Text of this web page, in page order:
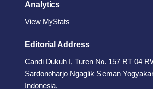
Analytics
View MyStats
Editorial Address
Candi Dukuh I, Turen No. 157 RT 04
Sardonoharjo Ngaglik Sleman
Indonesia.